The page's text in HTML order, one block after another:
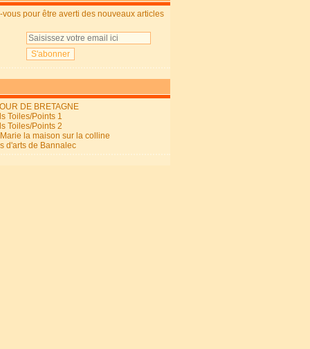
vous pour être averti des nouveaux articles
DE BRETAGNE
Toiles/Points 1
Toiles/Points 2
la maison sur la colline
d'arts de Bannalec